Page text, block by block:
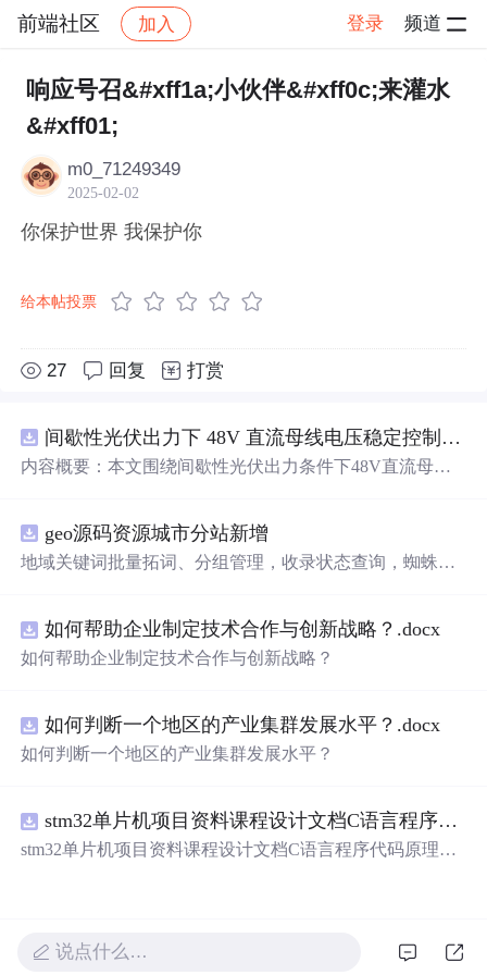
前端社区 加入 登录 频道
社区 前端社区 感慨 帖子详情
响应号召&#xff1a;小伙伴&#xff0c;来灌水
&#xff01;
m0_71249349
2025-02-02
你保护世界 我保护你
给本帖投票
27 回复 打赏
间歇性光伏出力下 48V 直流母线电压稳定控制及储能双向充放电闭环调控体系研究（Simulink仿真实现）
内容概要：本文围绕间歇性光伏出力条件下48V直流母线
子电池储能系统在离网直流微网中的能量均衡建模方法及
分层控制策略。通过Simulink平台构建完整的光伏储能直流
大功率点跟踪（MPPT）与储能系统的协同控制，有效应
对光照波动引起的功率供需失衡问题。研究采用双PI闭环
控制、模型预测控制（MPC）等多种先进控制算法，显著
现了储能系统在削峰填谷中的优化运行，对于增强离网微
网的供电可靠性与能源利用效率具有重要理论价值和工程
意义。; 适合人群：具备电力电子、新能源系统或自动控制
网、光伏储能系统开发与设计的工程技术人员。; 使用场景
及目标：① 构建适用于离网场景的光伏储能系统Simulink
仿真模型；② 实现间歇性光照条件下48V直流母线电压的
的设计、优化与性能验证提供可靠的理论依据和技术支
geo源码资源城市分站新增
地域关键词批量拓词、分组管理，收录状态查询，蜘蛛访
码交付，私有化部署到自己服务器，非 SaaS 账号，拥有完
整程序文件，支持二次开发定制 PC + 移动端适配，自带基
如何帮助企业制定技术合作与创新战略？.docx
如何帮助企业制定技术合作与创新战略？
如何判断一个地区的产业集群发展水平？.docx
如何判断一个地区的产业集群发展水平？
stm32单片机项目资料课程设计文档C语言程序代码原理图电路PCB实例无线智能报警器的设计
stm32单片机项目资料课程设计文档C语言程序代码原理图
说点什么…